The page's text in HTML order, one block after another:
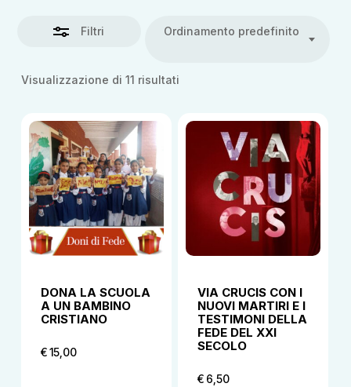
Filtri
Visualizzazione di 11 risultati
Ordinamento predefinito
DONA LA SCUOLA
A UN BAMBINO
CRISTIANO
€15,00
VIA CRUCIS CON I
NUOVI MARTIRI E I
TESTIMONI DELLA
FEDE DEL XXI
SECOLO
€ 6,50